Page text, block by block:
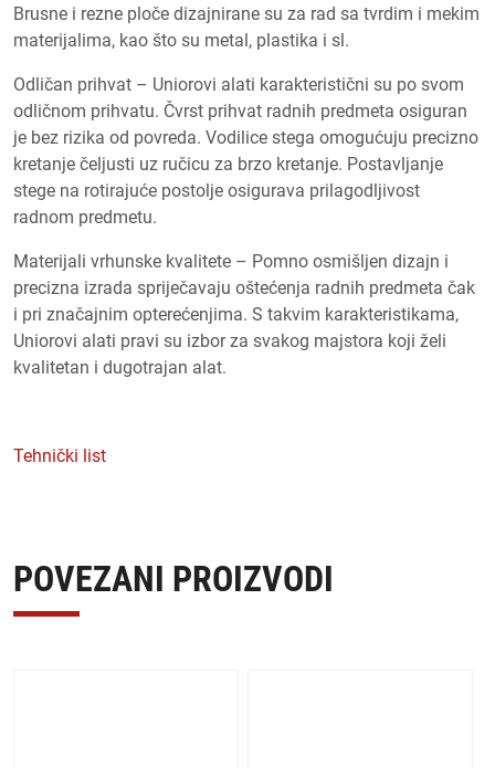
Brusne i rezne ploče dizajnirane su za rad sa tvrdim i mekim
materijalima, kao što su metal, plastika i sl.
Odličan prihvat – Uniorovi alati karakteristični su po svom
odličnom prihvatu. Čvrst prihvat radnih predmeta osiguran
je bez rizika od povreda. Vodilice stega omogućuju precizno
kretanje čeljusti uz ručicu za brzo kretanje. Postavljanje
stege na rotirajuće postolje osigurava prilagodljivost
radnom predmetu.
Materijali vrhunske kvalitete – Pomno osmišljen dizajn i
precizna izrada spriječavaju oštećenja radnih predmeta čak
i pri značajnim opterećenjima. S takvim karakteristikama,
Uniorovi alati pravi su izbor za svakog majstora koji želi
kvalitetan i dugotrajan alat.
Tehnički list
POVEZANI PROIZVODI